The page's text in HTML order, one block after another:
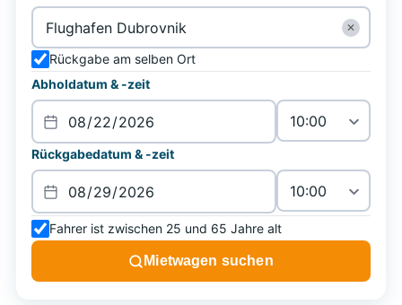
✕
Rückgabe am selben Ort
Abholdatum & -zeit
Rückgabedatum & -zeit
Fahrer ist zwischen 25 und 65 Jahre alt
Mietwagen suchen